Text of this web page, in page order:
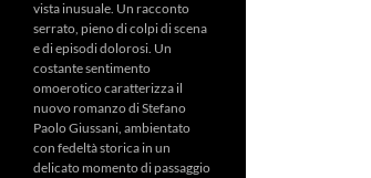
vista inusuale. Un racconto
serrato, pieno di colpi di scena
e di episodi dolorosi. Un
costante sentimento
omoerotico caratterizza il
nuovo romanzo di Stefano
Paolo Giussani, ambientato
con fedeltà storica in un
delicato momento di passaggio